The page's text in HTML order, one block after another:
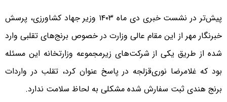
پیش‌تر در نشست خبری دی ماه ۱۴۰۳ وزیر جهاد کشاورزی، پرسش
خبرنگار مهر از این مقام عالی وزارت در خصوص برنج‌های تقلبی وارد
شده از طریق یکی از شرکت‌های زیرمجموعه وزارتخانه این مسئله
بود که غلامرضا نوری‌قزلجه در پاسخ عنوان کرد، تقلب در واردات
برنج هندی ثبت سفارش شده مشکلی به لحاظ سلامت ندارد.